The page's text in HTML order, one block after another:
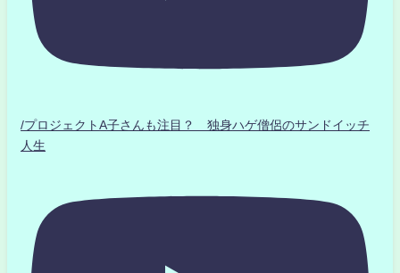
/プロジェクトA子さんも注目？ 独身ハゲ僧侶のサンドイッチ
人生